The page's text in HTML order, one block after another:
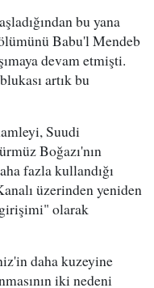
bu yana
Babu'l Mendeb
devam etmişti.
artık bu
Suudi
Boğazı'nın
fazla kullandığı
üzerinden yeniden
olarak
daha kuzeyine
iki nedeni